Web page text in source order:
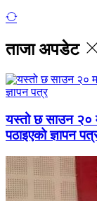
ताजा अपडेट
यस्तो छ साउन २०
पठाइएको ज्ञापन